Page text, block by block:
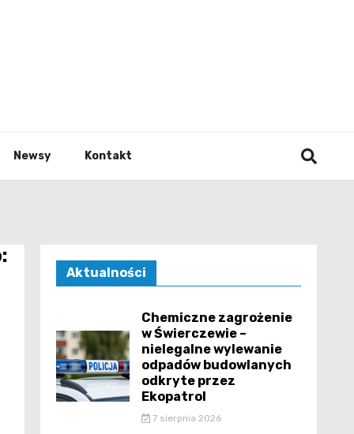
Newsy Kontakt
Aktualności
Chemiczne zagrożenie
w Świerczewie –
nielegalne wylewanie
odpadów budowlanych
odkryte przez
Ekopatrol
7 sierpnia 2026